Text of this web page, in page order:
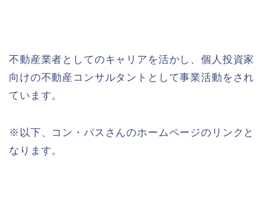
不動産業者としてのキャリアを活かし、個人投資家
向けの不動産コンサルタントとして事業活動をされ
ています。
※以下、コン・パスさんのホームページのリンクと
なります。